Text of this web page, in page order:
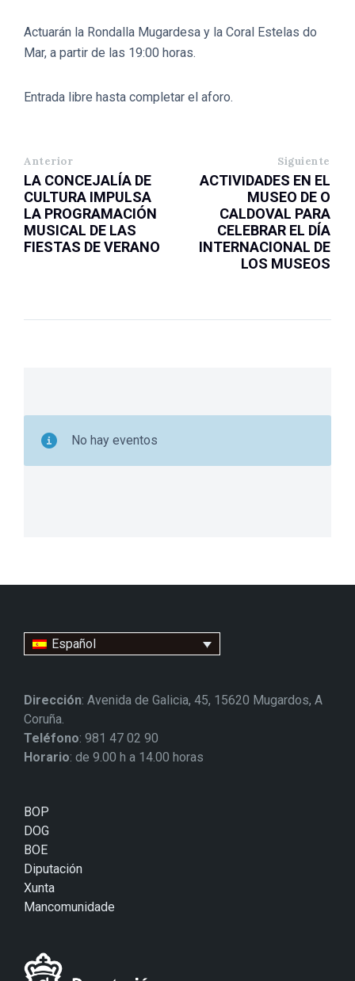
Actuarán la Rondalla Mugardesa y la Coral Estelas do
Mar, a partir de las 19:00 horas.
Entrada libre hasta completar el aforo.
Anterior
LA CONCEJALÍA DE
CULTURA IMPULSA
LA PROGRAMACIÓN
MUSICAL DE LAS
FIESTAS DE VERANO
Siguiente
ACTIVIDADES EN EL
MUSEO DE O
CALDOVAL PARA
CELEBRAR EL DÍA
INTERNACIONAL DE
LOS MUSEOS
No hay eventos
Español
Dirección: Avenida de Galicia, 45, 15620 Mugardos, A
Coruña.
Teléfono: 981 47 02 90
Horario: de 9.00 h a 14.00 horas
BOP
DOG
BOE
Diputación
Xunta
Mancomunidade